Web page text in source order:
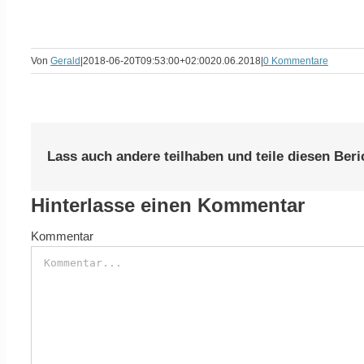
Von Gerald 2018-06-20T09:53:00+02:0020.06.2018 0 Kommentare
Lass auch andere teilhaben und teile diesen
Hinterlasse einen Kommentar
Kommentar